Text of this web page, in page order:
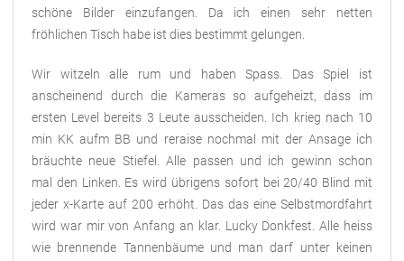
schöne Bilder einzufangen. Da ich einen sehr netten
fröhlichen Tisch habe ist dies bestimmt gelungen.
Wir witzeln alle rum und haben Spass. Das Spiel ist
anscheinend durch die Kameras so aufgeheizt, dass im
ersten Level bereits 3 Leute ausscheiden. Ich krieg nach 10
min KK aufm BB und reraise nochmal mit der Ansage ich
bräuchte neue Stiefel. Alle passen und ich gewinn schon
mal den Linken. Es wird übrigens sofort bei 20/40 Blind mit
jeder x-Karte auf 200 erhöht. Das das eine Selbstmordfahrt
wird war mir von Anfang an klar. Lucky Donkfest. Alle heiss
wie brennende Tannenbäume und man darf unter keinen